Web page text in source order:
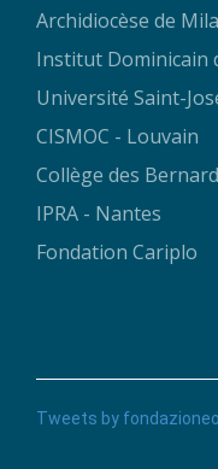
Archidiocèse de
Institut Dominicain
Université Saint-
CISMOC - Louvain
Collège des
IPRA - Nantes
Fondation Cariplo
Tweets by